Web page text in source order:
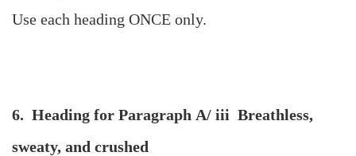
Use each heading ONCE only.
6. Heading for Paragraph A/ iii Breathless,
sweaty, and crushed